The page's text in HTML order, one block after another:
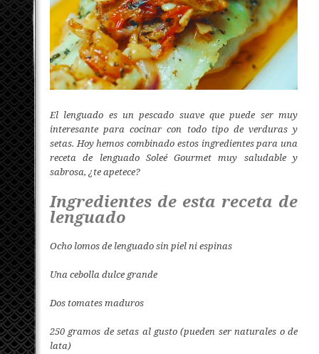
El lenguado es un pescado suave que puede ser muy
interesante para cocinar con todo tipo de verduras y
setas. Hoy hemos combinado estos ingredientes para una
receta de lenguado Soleé Gourmet muy saludable y
sabrosa, ¿te apetece?
Ingredientes de esta receta de
lenguado
Ocho lomos de lenguado sin piel ni espinas
Una cebolla dulce grande
Dos tomates maduros
250 gramos de setas al gusto (pueden ser naturales o de
lata)